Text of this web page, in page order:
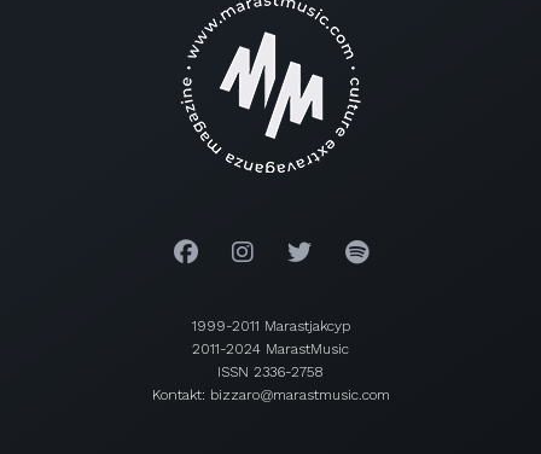
1999-2011 Marastjakcyp
2011-2024 MarastMusic
ISSN 2336-2758
Kontakt: bizzaro@marastmusic.com